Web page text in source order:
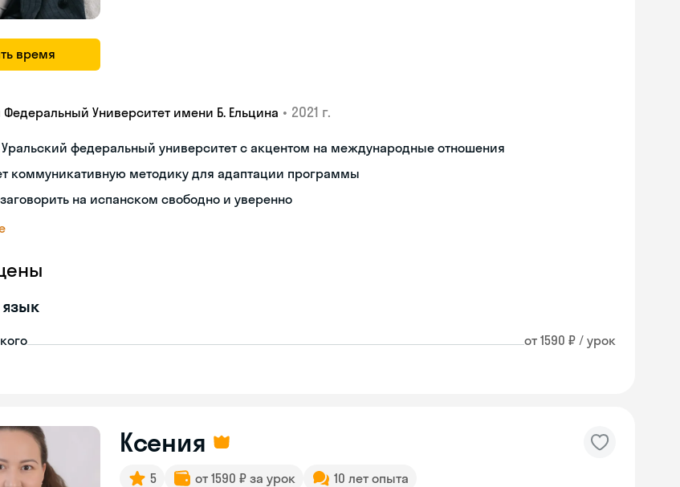
время
Федеральный Университет имени Б. Ельцина • 2021 г.
федеральный университет с акцентом на международные отношения
коммуникативную методику для адаптации программы
на испанском свободно и уверенно
от 1590 ₽ / урок
Ксения
5 от 1590 ₽ за урок 10 лет опыта